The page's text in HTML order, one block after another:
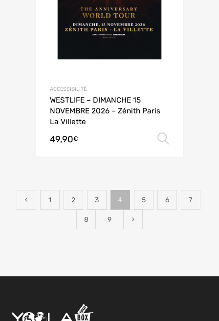
ACCESSIBILITÉ
WESTLIFE – DIMANCHE 15
NOVEMBRE 2026 – Zénith Paris
La Villette
49,90€
1 2 3 4 5 6 7
8 9